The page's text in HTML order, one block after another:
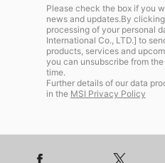
Please check the box if you
news and updates.By
processing of your personal
International Co., LTD.] to
products, services and
you can unsubscribe from
time.
Further details of our data
in the MSI Privacy Policy